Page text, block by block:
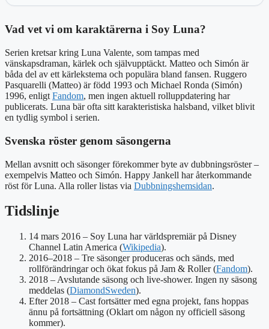
Vad vet vi om karaktärerna i Soy Luna?
Serien kretsar kring Luna Valente, som tampas med
vänskapsdraman, kärlek och självupptäckt. Matteo och Simón är
båda del av ett kärlekstema och populära bland fansen. Ruggero
Pasquarelli (Matteo) är född 1993 och Michael Ronda (Simón)
1996, enligt Fandom, men ingen aktuell rolluppdatering har
publicerats. Luna bär ofta sitt karakteristiska halsband, vilket blivit
en tydlig symbol i serien.
Svenska röster genom säsongerna
Mellan avsnitt och säsonger förekommer byte av dubbningsröster –
exempelvis Matteo och Simón. Happy Jankell har återkommande
röst för Luna. Alla roller listas via Dubbningshemsidan.
Tidslinje
14 mars 2016 – Soy Luna har världspremiär på Disney
Channel Latin America (Wikipedia).
2016–2018 – Tre säsonger produceras och sänds, med
rollförändringar och ökat fokus på Jam & Roller (Fandom).
2018 – Avslutande säsong och live-shower. Ingen ny säsong
meddelas (DiamondSweden).
Efter 2018 – Cast fortsätter med egna projekt, fans hoppas
ännu på fortsättning (Oklart om någon ny officiell säsong
kommer).